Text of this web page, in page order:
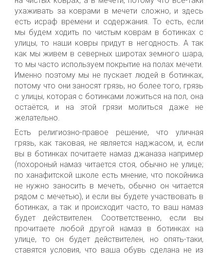
ухаживать за коврами в мечети сложно, и здесь
есть исраф времени и содержания. То есть, если
мы будем ходить по чистым коврам в ботинках с
улицы, то наши ковры придут в негодность. А так
как мы живем в северных широтах земного шара,
то мы часто используем покрытие на полах мечети.
Именно поэтому мы не пускает людей в ботинках,
потому что они заносят грязь, но более того, грязь
с улицы, которая с ботинками ложиться на пол, она
остаётся, и на этой грязи молиться даже не
желательно.
Есть религиозно-правое решение, что уличная
грязь, как таковая, не является наджасом, и, если
вы в ботинках почитаете намаз джаназа например
(похороный намаз читается стоя, обычно не улице;
по ханафитской школе есть мнение, что покойника
не нужно заносить в мечеть, обычно он читается
рядом с мечетью), и если вы будете участвовать в
ботинках, а так и происходит часто, то ваш намаз
будет действителен. Соответственно, если вы
прочитаете любой другой намаз в ботинках на
улице, то он будет действителен, но опять-таки,
ставятся условия, что ваша обувь сделана не из